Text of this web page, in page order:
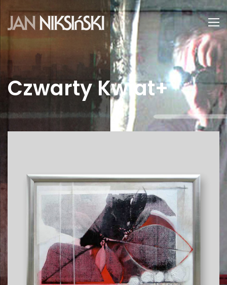
Czwarty Kwiat+